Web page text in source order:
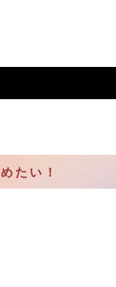
たい！